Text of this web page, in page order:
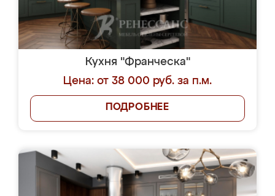
Кухня "Франческа"
Цена: от 38 000 руб. за п.м.
ПОДРОБНЕЕ